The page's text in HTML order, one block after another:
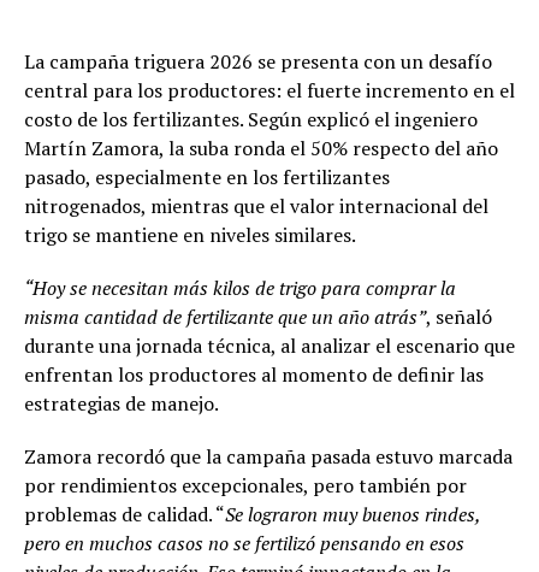
La campaña triguera 2026 se presenta con un desafío
central para los productores: el fuerte incremento en el
costo de los fertilizantes. Según explicó el ingeniero
Martín Zamora, la suba ronda el 50% respecto del año
pasado, especialmente en los fertilizantes
nitrogenados, mientras que el valor internacional del
trigo se mantiene en niveles similares.
“Hoy se necesitan más kilos de trigo para comprar la
misma cantidad de fertilizante que un año atrás”, señaló
durante una jornada técnica, al analizar el escenario que
enfrentan los productores al momento de definir las
estrategias de manejo.
Zamora recordó que la campaña pasada estuvo marcada
por rendimientos excepcionales, pero también por
problemas de calidad. “Se lograron muy buenos rindes,
pero en muchos casos no se fertilizó pensando en esos